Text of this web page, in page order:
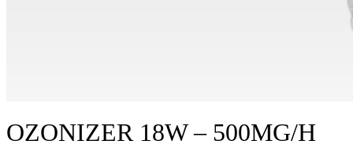
OZONIZER 18W – 500MG/H